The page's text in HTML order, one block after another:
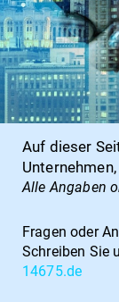
Auf dieser
Alle Angaben
Fragen oder
Schreiben Sie
14675.de